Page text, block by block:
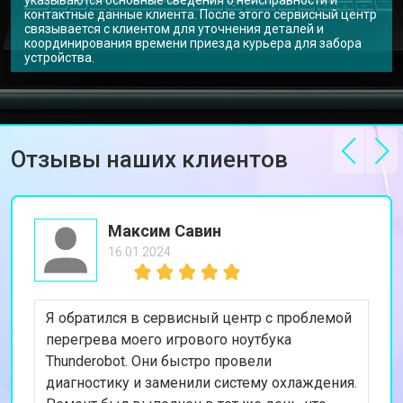
Прошивка BIOS ноутбука
Thunderobot
от 1500 ₽ Заказать
Замена северного моста от 3500 ₽ Заказать
Ремонт петель ноутбука Thunderobot от 3990 ₽
контактные данные клиента. После этого сервисный центр
связывается с клиентом для уточнения деталей и
координирования времени приезда курьера для забора
устройства.
Отзывы наших клиентов
Максим Савин
16.01.2024
Я обратился в сервисный центр с проблемой
перегрева моего игрового ноутбука
Thunderobot. Они быстро провели
диагностику и заменили систему охлаждения.